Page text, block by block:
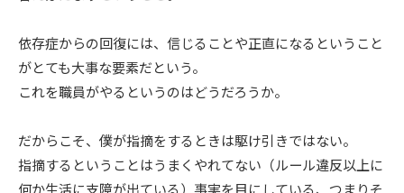
依存症からの回復には、信じることや正直になるということ
がとても大事な要素だという。
これを職員がやるというのはどうだろうか。
だからこそ、僕が指摘をするときは駆け引きではない。
指摘するということはうまくやれてない（ルール違反以上に
何か生活に支障が出ている）事実を目にしている、つまりそ